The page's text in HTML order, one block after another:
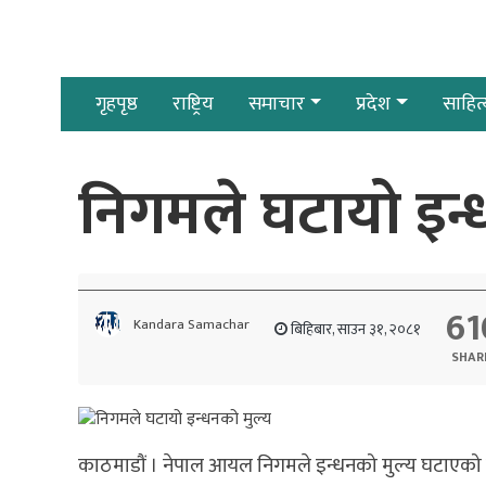
गृहपृष्ठ राष्ट्रिय समाचार प्रदेश
निगमले घटायो
Kandara Samachar बिहिबार, साउन ३१, २०८१
काठमाडौं । नेपाल आयल निगमले इन्धनको मुल्य